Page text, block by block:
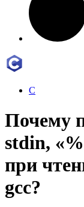
C
Почему
stdin,
при
gcc?